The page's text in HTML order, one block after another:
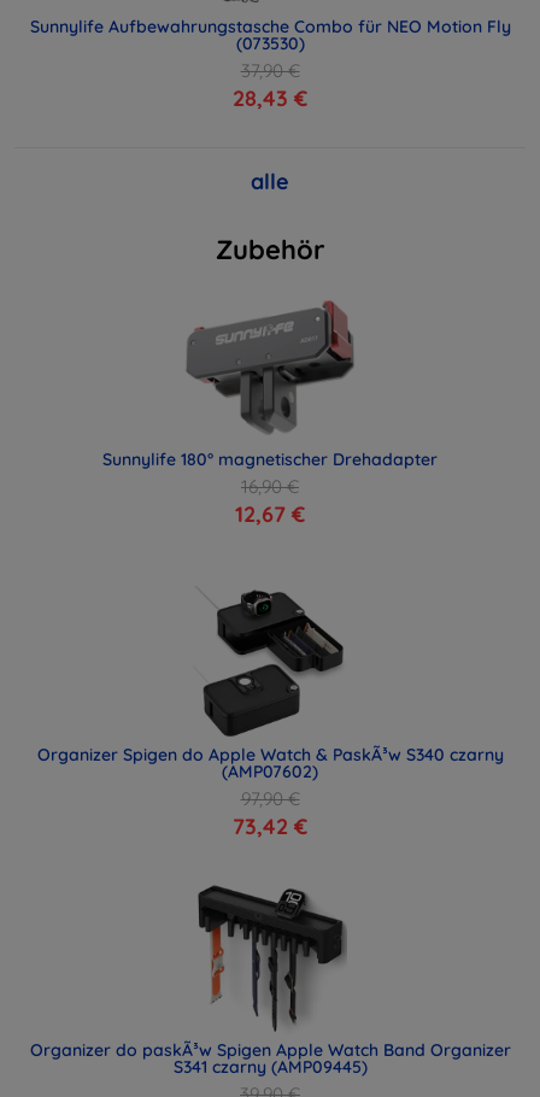
Sunnylife Aufbewahrungstasche Combo für NEO Motion Fly
(073530)
37,90 €
28,43 €
alle
Zubehör
Sunnylife 180° magnetischer Drehadapter
16,90 €
12,67 €
Organizer Spigen do Apple Watch & PaskÃ³w S340 czarny
(AMP07602)
97,90 €
73,42 €
Organizer do paskÃ³w Spigen Apple Watch Band Organizer
S341 czarny (AMP09445)